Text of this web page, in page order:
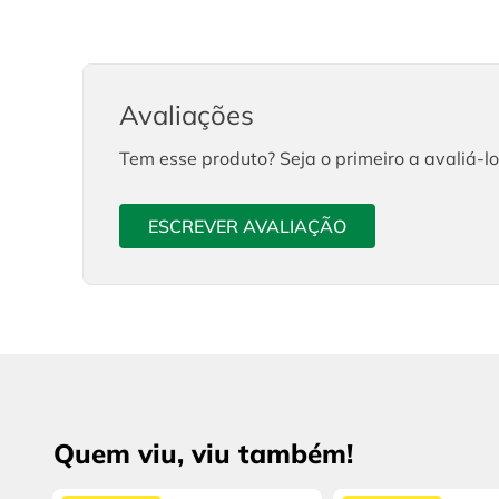
Avaliações
Tem esse produto? Seja o primeiro a avaliá-
ESCREVER AVALIAÇÃO
Quem viu, viu também!